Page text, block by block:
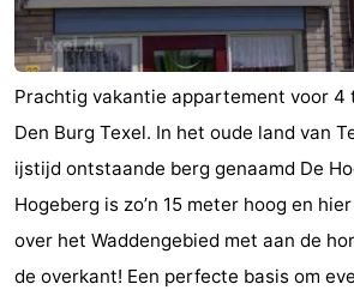
Prachtig vakantie appartement voor 4
Den Burg Texel. In het oude land van
ijstijd ontstaande berg genaamd De
Hogeberg is zo’n 15 meter hoog en
over het Waddengebied met aan de
de overkant! Een perfecte basis om